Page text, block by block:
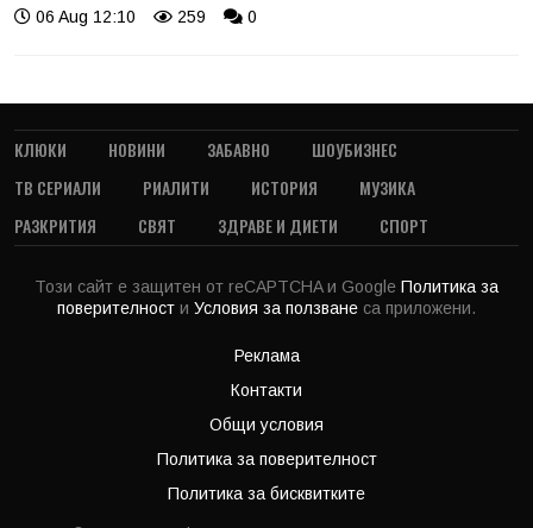
06 Aug 12:10 259 0
КЛЮКИ НОВИНИ ЗАБАВНО
ШОУБИЗНЕС
ТВ СЕРИАЛИ
РИАЛИТИ ИСТОРИЯ
МУЗИКА
РАЗКРИТИЯ
СВЯТ ЗДРАВЕ И ДИЕТИ СПОРТ
Този сайт е защитен от reCAPTCHA и Google Политика за
поверителност и Условия за ползване са приложени.
Реклама
Контакти
Общи условия
Политика за поверителност
Политика за бисквитките